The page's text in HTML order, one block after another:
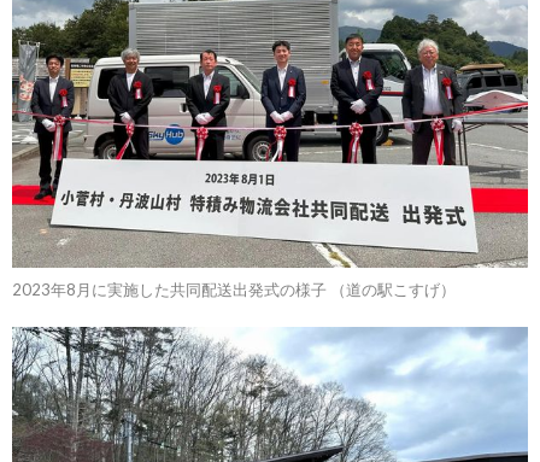
2023年8月に実施した共同配送出発式の様子 （道の駅こすげ）